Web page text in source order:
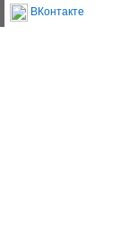
ВКонтакте